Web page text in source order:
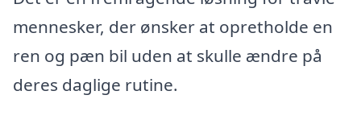
mennesker, der ønsker at opretholde en
ren og pæn bil uden at skulle ændre på
deres daglige rutine.